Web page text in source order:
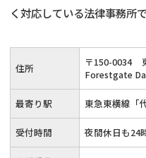
く対応している法律事務所
京弁護士会所属）が率い
みに全身全霊で向き合い、
えるような丁寧な対応を心
住所 〒150-0034
Forestgate
最寄り駅 東急東横線
受付時間 夜間休日も24